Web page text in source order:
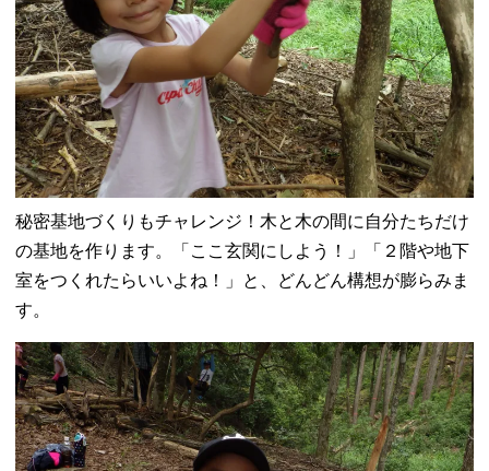
秘密基地づくりもチャレンジ！木と木の間に自分たちだけ
の基地を作ります。「ここ玄関にしよう！」「２階や地下
室をつくれたらいいよね！」と、どんどん構想が膨らみま
す。